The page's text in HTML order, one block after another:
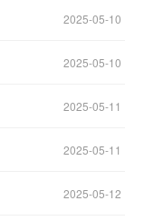
2025-05-10
2025-05-10
2025-05-11
2025-05-11
2025-05-12